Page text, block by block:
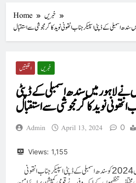
Home
خبریں
اسمبلی کے ڈپٹی اسپیکر جناب انتھونی نوید کا گرمجوشی سے استقبال
اقلیتیں خبریں
لاہور میں سندھ اسمبلی کے ڈپٹی
انتھونی نوید کا گرمجوشی سے استقبال
Admin April 13, 2024 0
Views: 1,155
2024کو سندھ اسمبلی کے ڈپٹی اسپیکر جناب انتھونی